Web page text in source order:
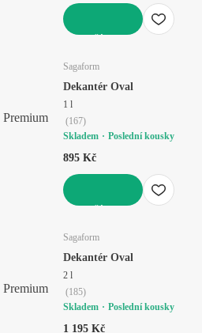
Premium
Sagaform
Dekantér Oval
1 l
(167)
Skladem
Poslední kousky
895 Kč
Premium
Sagaform
Dekantér Oval
2 l
(185)
Skladem
Poslední kousky
1 195 Kč